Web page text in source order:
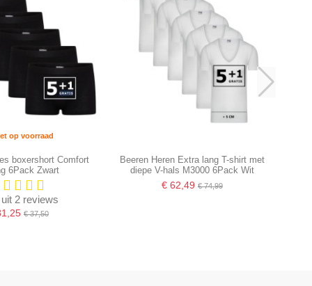
op voorraad
boxershort Comfort
6Pack Zwart
2 reviews
€ 37,50
Beeren Heren Extra lang T-shirt met
diepe V-hals M3000 6Pack Wit
€ 62,49 € 74,99